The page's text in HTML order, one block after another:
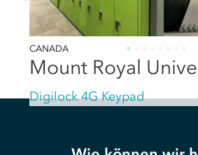
CANADA
Mount Royal
Digilock 4G Keypad